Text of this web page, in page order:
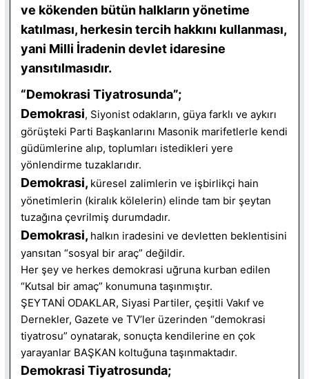
ve kökenden bütün halkların yönetime
katılması, herkesin tercih hakkını kullanması,
yani Milli İradenin devlet idaresine
yansıtılmasıdır.
“Demokrasi Tiyatrosunda”;
Demokrasi, Siyonist odakların, güya farklı ve aykırı
görüşteki Parti Başkanlarını Masonik marifetlerle kendi
güdümlerine alıp, toplumları istedikleri yere
yönlendirme tuzaklarıdır.
Demokrasi, küresel zalimlerin ve işbirlikçi hain
yönetimlerin (kiralık kölelerin) elinde tam bir şeytan
tuzağına çevrilmiş durumdadır.
Demokrasi, halkın iradesini ve devletten beklentisini
yansıtan “sosyal bir araç” değildir.
Her şey ve herkes demokrasi uğruna kurban edilen
“Kutsal bir amaç” konumuna taşınmıştır.
ŞEYTANİ ODAKLAR, Siyasi Partiler, çeşitli Vakıf ve
Dernekler, Gazete ve TV’ler üzerinden “demokrasi
tiyatrosu” oynatarak, sonuçta kendilerine en çok
yarayanlar BAŞKAN koltuğuna taşınmaktadır.
Demokrasi Tiyatrosunda;